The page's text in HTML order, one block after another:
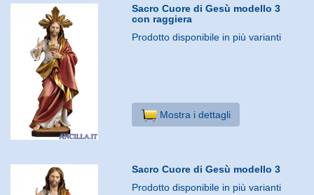
Sacro Cuore di Gesù modello 3
con raggiera
Prodotto disponibile in più varianti
Mostra i dettagli
Sacro Cuore di Gesù modello 3
Prodotto disponibile in più varianti